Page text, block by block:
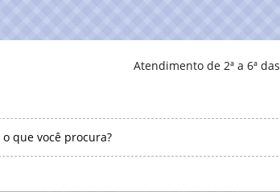
Atendimento de 2ª a 6ª